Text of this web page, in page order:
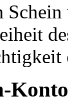
Konto